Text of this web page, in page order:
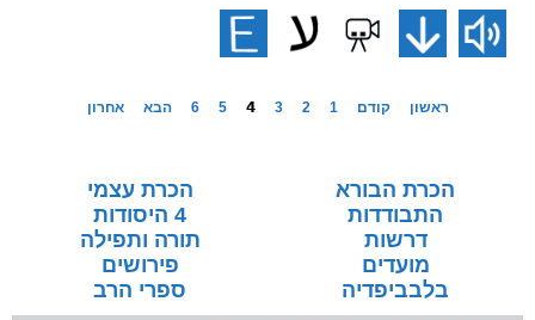
ראשון קודם 1
2
3
4
5
6 הבא אחרון
הכרת הבורא
הכרת עצמי
התבודדות
4 היסודות
דרשות
תורה ותפילה
מועדים
פירושים
בלבביפדיה
ספרי הרב